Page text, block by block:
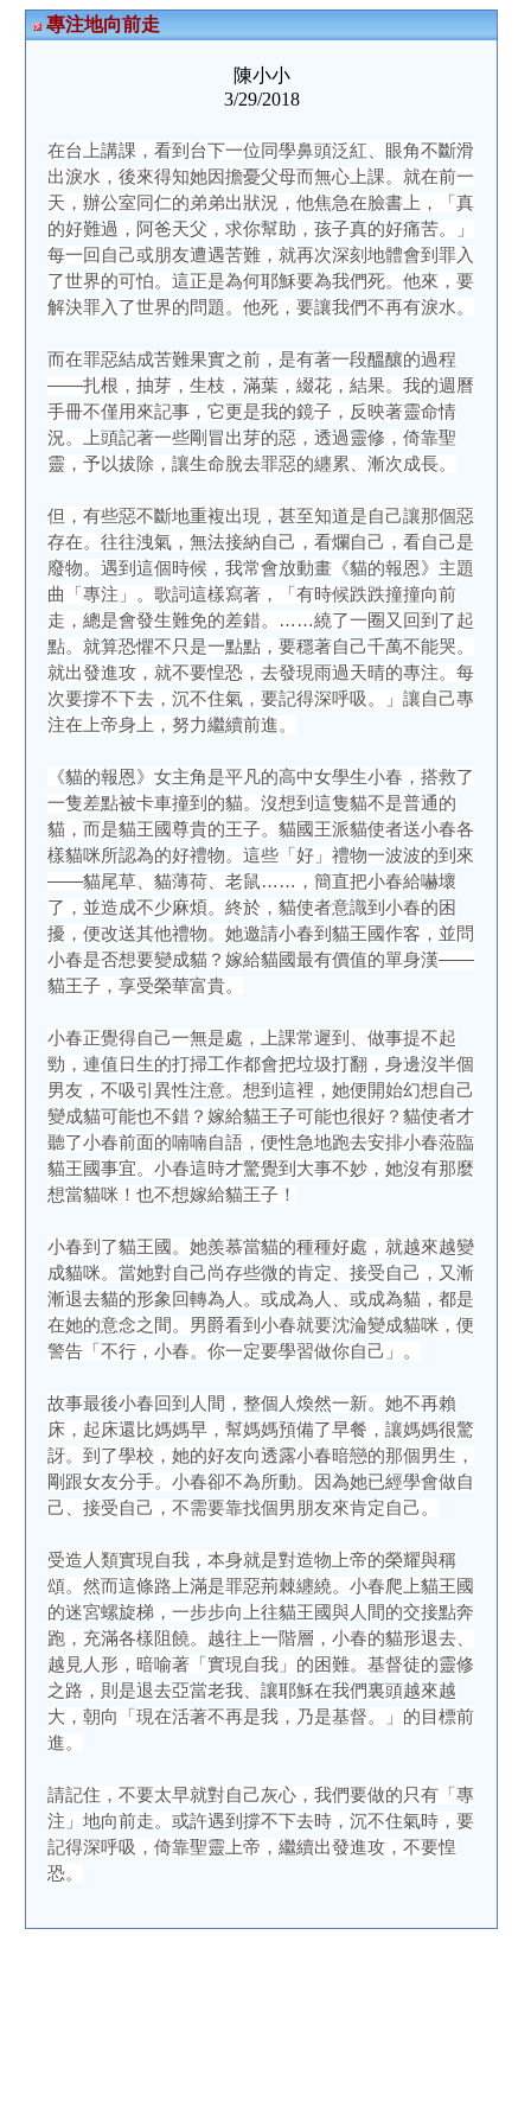
專注地向前走
陳小小
3/29/2018
在台上講課，看到台下一位同學鼻頭泛紅、眼角不斷滑
出淚水，後來得知她因擔憂父母而無心上課。就在前一
天，辦公室同仁的弟弟出狀況，他焦急在臉書上，「真
的好難過，阿爸天父，求你幫助，孩子真的好痛苦。」
每一回自己或朋友遭遇苦難，就再次深刻地體會到罪入
了世界的可怕。這正是為何耶穌要為我們死。他來，要
解決罪入了世界的問題。他死，要讓我們不再有淚水。
而在罪惡結成苦難果實之前，是有著一段醞釀的過程
——扎根，抽芽，生枝，滿葉，綴花，結果。我的週曆
手冊不僅用來記事，它更是我的鏡子，反映著靈命情
況。上頭記著一些剛冒出芽的惡，透過靈修，倚靠聖
靈，予以拔除，讓生命脫去罪惡的纏累、漸次成長。
但，有些惡不斷地重複出現，甚至知道是自己讓那個惡
存在。往往洩氣，無法接納自己，看爛自己，看自己是
廢物。遇到這個時候，我常會放動畫《貓的報恩》主題
曲「專注」。歌詞這樣寫著，「有時候跌跌撞撞向前
走，總是會發生難免的差錯。……繞了一圈又回到了起
點。就算恐懼不只是一點點，要穩著自己千萬不能哭。
就出發進攻，就不要惶恐，去發現雨過天晴的專注。每
次要撐不下去，沉不住氣，要記得深呼吸。」讓自己專
注在上帝身上，努力繼續前進。
《貓的報恩》女主角是平凡的高中女學生小春，搭救了
一隻差點被卡車撞到的貓。沒想到這隻貓不是普通的
貓，而是貓王國尊貴的王子。貓國王派貓使者送小春各
樣貓咪所認為的好禮物。這些「好」禮物一波波的到來
——貓尾草、貓薄荷、老鼠……，簡直把小春給嚇壞
了，並造成不少麻煩。終於，貓使者意識到小春的困
擾，便改送其他禮物。她邀請小春到貓王國作客，並問
小春是否想要變成貓？嫁給貓國最有價值的單身漢——
貓王子，享受榮華富貴。
小春正覺得自己一無是處，上課常遲到、做事提不起
勁，連值日生的打掃工作都會把垃圾打翻，身邊沒半個
男友，不吸引異性注意。想到這裡，她便開始幻想自己
變成貓可能也不錯？嫁給貓王子可能也很好？貓使者才
聽了小春前面的喃喃自語，便性急地跑去安排小春蒞臨
貓王國事宜。小春這時才驚覺到大事不妙，她沒有那麼
想當貓咪！也不想嫁給貓王子！
小春到了貓王國。她羨慕當貓的種種好處，就越來越變
成貓咪。當她對自己尚存些微的肯定、接受自己，又漸
漸退去貓的形象回轉為人。或成為人、或成為貓，都是
在她的意念之間。男爵看到小春就要沈淪變成貓咪，便
警告「不行，小春。你一定要學習做你自己」。
故事最後小春回到人間，整個人煥然一新。她不再賴
床，起床還比媽媽早，幫媽媽預備了早餐，讓媽媽很驚
訝。到了學校，她的好友向透露小春暗戀的那個男生，
剛跟女友分手。小春卻不為所動。因為她已經學會做自
己、接受自己，不需要靠找個男朋友來肯定自己。
受造人類實現自我，本身就是對造物上帝的榮耀與稱
頌。然而這條路上滿是罪惡荊棘纏繞。小春爬上貓王國
的迷宮螺旋梯，一步步向上往貓王國與人間的交接點奔
跑，充滿各樣阻饒。越往上一階層，小春的貓形退去、
越見人形，暗喻著「實現自我」的困難。基督徒的靈修
之路，則是退去亞當老我、讓耶穌在我們裏頭越來越
大，朝向「現在活著不再是我，乃是基督。」的目標前
進。
請記住，不要太早就對自己灰心，我們要做的只有「專
注」地向前走。或許遇到撐不下去時，沉不住氣時，要
記得深呼吸，倚靠聖靈上帝，繼續出發進攻，不要惶
恐。